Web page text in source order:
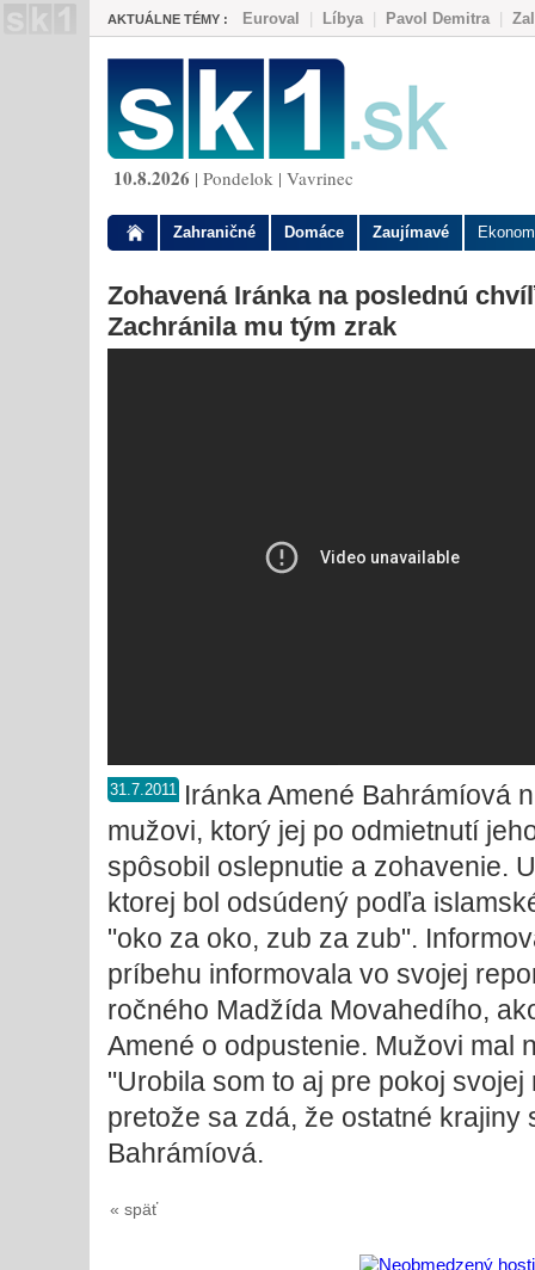
AKTUÁLNE TÉMY : Euroval Líbya| Pavol Demitra|
10.8.2026 | Pondelok | Vavrinec
Zahraničné Domáce Zaujímavé
Zohavená Iránka na poslednú
Zachránila mu tým zrak
31.7.2011 Iránka Amené Bahrámíová
mužovi, ktorý jej po odmietnutí
spôsobil oslepnutie a zohavenie.
ktorej bol odsúdený podľa
"oko za oko, zub za zub".
príbehu informovala vo svojej
ročného Madžída Movahedího,
Amené o odpustenie. Mužovi mal
"Urobila som to aj pre pokoj
pretože sa zdá, že ostatné
Bahrámíová.
« späť